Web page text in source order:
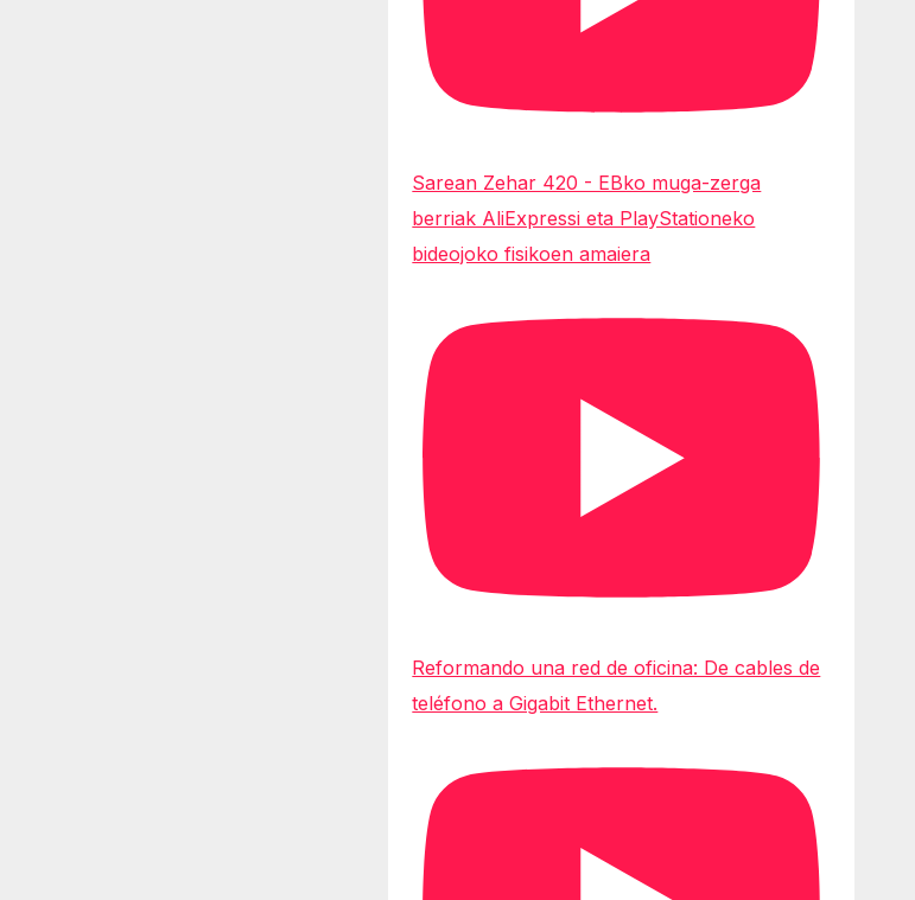
Sarean Zehar 420 - EBko muga-zerga
berriak AliExpressi eta PlayStationeko
bideojoko fisikoen amaiera
Reformando una red de oficina: De cables de
teléfono a Gigabit Ethernet.